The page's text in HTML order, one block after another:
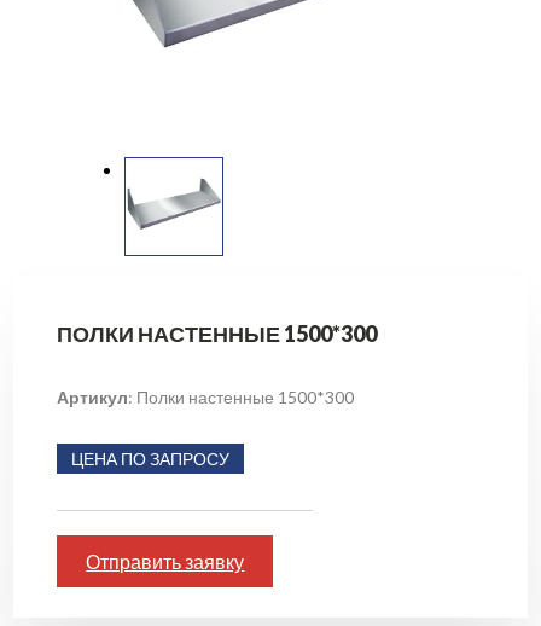
ПОЛКИ НАСТЕННЫЕ 1500*300
Артикул: Полки настенные 1500*300
ЦЕНА ПО ЗАПРОСУ
Отправить заявку